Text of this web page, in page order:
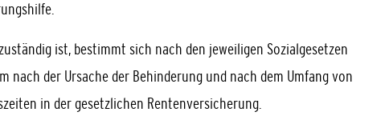
ist, bestimmt sich nach den jeweiligen Sozialgesetzen
nach der Ursache der Behinderung und nach dem Umfang von
in der gesetzlichen Rentenversicherung.